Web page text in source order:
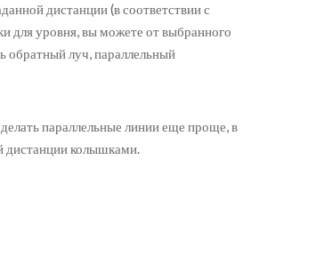
дистанции (в соответствии с
для уровня, вы можете от выбранного
обратный луч, параллельный
параллельные линии еще проще, в
дистанции колышками.